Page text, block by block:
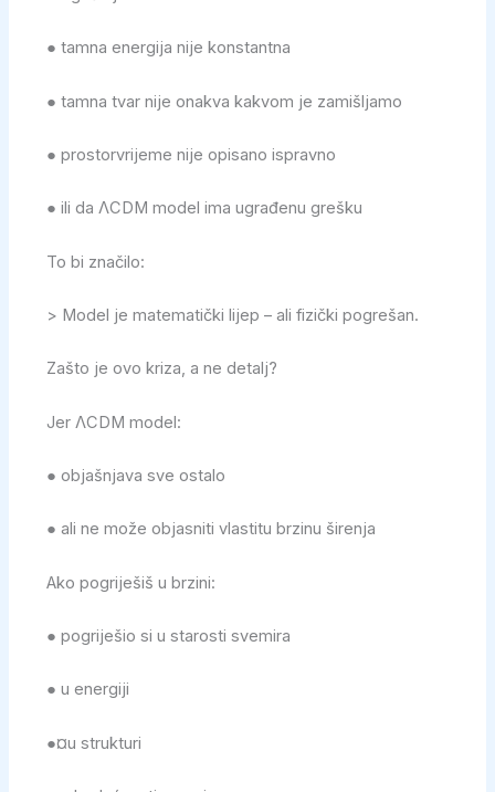
● tamna energija nije konstantna
● tamna tvar nije onakva kakvom je zamišljamo
● prostorvrijeme nije opisano ispravno
● ili da ΛCDM model ima ugrađenu grešku
To bi značilo:
> Model je matematički lijep – ali fizički pogrešan.
Zašto je ovo kriza, a ne detalj?
Jer ΛCDM model:
● objašnjava sve ostalo
● ali ne može objasniti vlastitu brzinu širenja
Ako pogriješiš u brzini:
● pogriješio si u starosti svemira
● u energiji
●¤u strukturi